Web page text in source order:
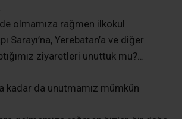
gibi bir daha o yerleri gezmek
sonra Sevim Deren’i çok fazla sevip,
anacaklar…
çocukların İstanbul’a gitmek
mutluluğu da Sevim